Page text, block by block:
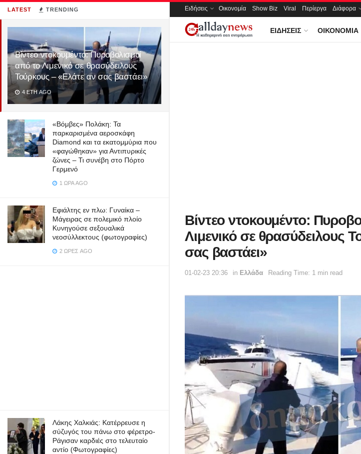
LATEST TRENDING
Βίντεο ντοκουμέντο: Πυροβολισμοί
από το Λιμενικό σε θρασύδειλους
Τούρκους – «Ελάτε αν σας βαστάει»
4 ΈΤΗ AGO
«Βόμβες» Πολάκη: Τα
παρκαρισμένα αεροσκάφη
Diamond και τα εκατομμύρια που
«φαγώθηκαν» για Αντιπυρικές
ζώνες – Τι συνέβη στο Πόρτο
Γερμενό
1 ΏΡΑ AGO
Εφιάλτης εν πλω: Γυναίκα –
Μάγειρας σε πολεμικό πλοίο
Κυνηγούσε σεξουαλικά
νεοσύλλεκτους (φωτογραφίες)
2 ΏΡΕΣ AGO
Λάκης Χαλκιάς: Κατέρρευσε η
σύζυγός του πάνω στο φέρετρο-
Ράγισαν καρδιές στο τελευταίο
αντίο (Φωτογραφίες)
Ειδήσεις Οικονομία Show Biz Viral Περίεργα Διάφορα
ΕΙΔΉΣΕΙΣ ΟΙΚΟΝΟΜΊΑ
Βίντεο ντοκουμέντο:
Λιμενικό σε θρασύδειλους
σας βαστάει»
01-02-23 20:36 in Ελλάδα Reading Time: 1 min read